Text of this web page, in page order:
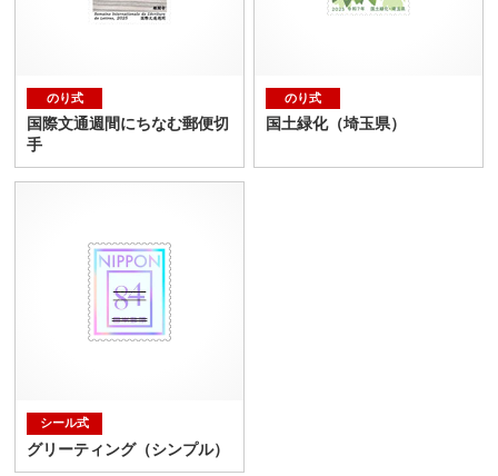
のり式
国際文通週間にちなむ郵便切
手
のり式
国土緑化（埼玉県）
シール式
グリーティング（シンプル）